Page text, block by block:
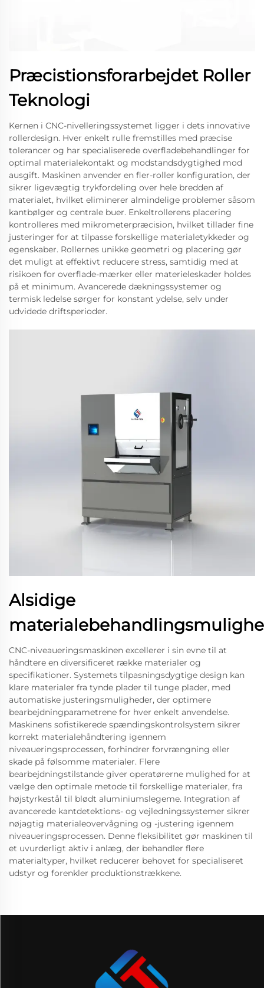
Præcistionsforarbejdet Roller
Teknologi
Kernen i CNC-nivelleringssystemet ligger i dets innovative
rollerdesign. Hver enkelt rulle fremstilles med præcise
tolerancer og har specialiserede overfladebehandlinger for
optimal materialekontakt og modstandsdygtighed mod
ausgift. Maskinen anvender en fler-roller konfiguration, der
sikrer ligevægtig trykfordeling over hele bredden af
materialet, hvilket eliminerer almindelige problemer såsom
kantbølger og centrale buer. Enkeltrollerens placering
kontrolleres med mikrometerpræcision, hvilket tillader fine
justeringer for at tilpasse forskellige materialetykkeder og
egenskaber. Rollernes unikke geometri og placering gør
det muligt at effektivt reducere stress, samtidig med at
risikoen for overflade-mærker eller materieleskader holdes
på et minimum. Avancerede dækningssystemer og
termisk ledelse sørger for konstant ydelse, selv under
udvidede driftsperioder.
Alsidige
CNC-niveaueringsmaskinen excellerer i sin evne til at
håndtere en diversificeret række materialer og
specifikationer. Systemets tilpasningsdygtige design kan
klare materialer fra tynde plader til tunge plader, med
automatiske justeringsmuligheder, der optimere
bearbejdningparametrene for hver enkelt anvendelse.
Maskinens sofistikerede spændingskontrolsystem sikrer
korrekt materialehåndtering igennem
niveaueringsprocessen, forhindrer forvrængning eller
skade på følsomme materialer. Flere
bearbejdningstilstande giver operatørerne mulighed for at
vælge den optimale metode til forskellige materialer, fra
højstyrkestål til blødt aluminiumslegeme. Integration af
avancerede kantdetektions- og vejledningssystemer sikrer
nøjagtig materialeovervågning og -justering igennem
niveaueringsprocessen. Denne fleksibilitet gør maskinen til
et uvurderligt aktiv i anlæg, der behandler flere
materialtyper, hvilket reducerer behovet for specialiseret
udstyr og forenkler produktionstrækkene.